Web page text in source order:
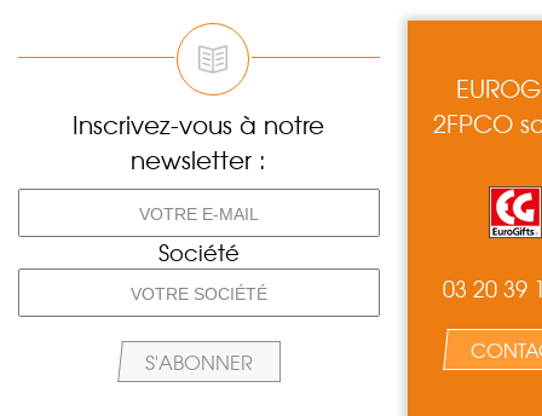
Inscrivez-vous à notre
newsletter :
Société
2FPCO
03 20 39